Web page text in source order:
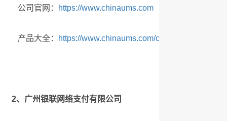
公司官网： https://www.chinaums.com
产品大全： https://www.chinaums.com/chinaums/shfw/
2、广州银联网络支付有限公司